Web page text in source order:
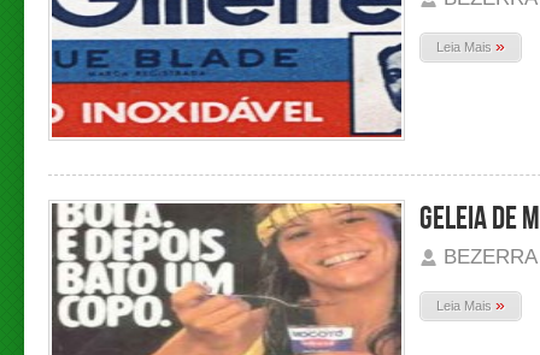
Leia Mais »
GELEIA DE
BEZERRA
Leia Mais »